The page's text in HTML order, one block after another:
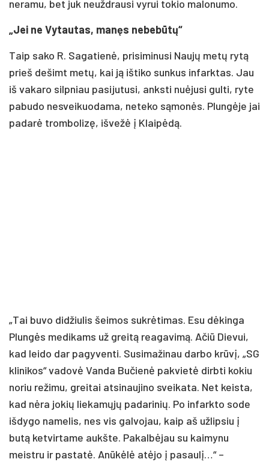
neramu, bet juk neuždrausi vyrui tokio malonumo.
„Jei ne Vytautas, manęs nebebūtų“
Taip sako R. Sagatienė, prisiminusi Naujų metų rytą
prieš dešimt metų, kai ją ištiko sunkus infarktas. Jau
iš vakaro silpniau pasijutusi, anksti nuėjusi gulti, ryte
pabudo nesveikuodama, neteko sąmonės. Plungėje jai
padarė trombolizę, išvežė į Klaipėdą.
„Tai buvo didžiulis šeimos sukrėtimas. Esu dėkinga
Plungės medikams už greitą reagavimą. Ačiū Dievui,
kad leido dar pagyventi. Susimažinau darbo krūvį, „SG
klinikos“ vadovė Vanda Bučienė pakvietė dirbti kokiu
noriu režimu, greitai atsinaujino sveikata. Net keista,
kad nėra jokių liekamųjų padarinių. Po infarkto sode
išdygo namelis, nes vis galvojau, kaip aš užlipsiu į
butą ketvirtame aukšte. Pakalbėjau su kaimynu
meistru ir pastatė. Anūkėlė atėjo į pasaulį…“ –